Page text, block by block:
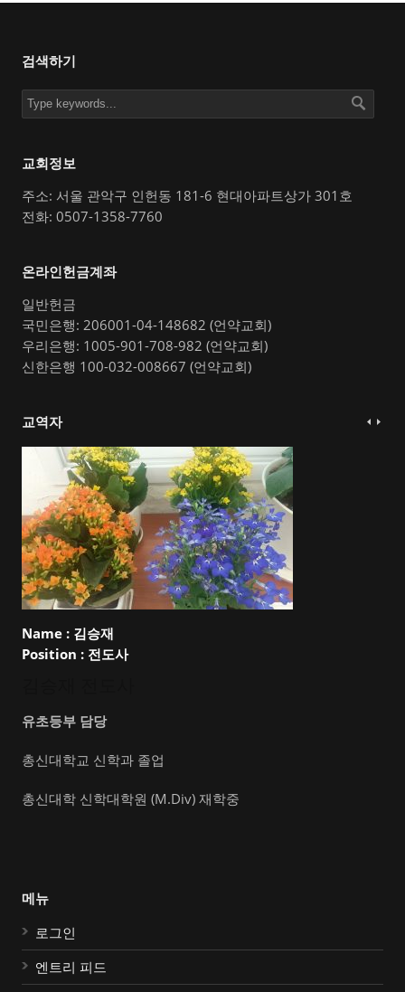
검색하기
교회정보
주소: 서울 관악구 인헌동 181-6 현대아파트상가 301호
전화: 0507-1358-7760
온라인헌금계좌
일반헌금
국민은행: 206001-04-148682 (언약교회)
우리은행: 1005-901-708-982 (언약교회)
신한은행 100-032-008667 (언약교회)
교역자
Name : 김승재
Position : 전도사
유초등부 담당
총신대학교 신학과 졸업
총신대학 신학대학원 (M.Div) 재학중
메뉴
로그인
엔트리 피드